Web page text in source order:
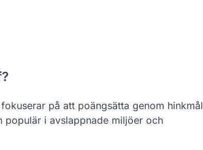
på att poängsätta genom hinkmål
i avslappnade miljöer och